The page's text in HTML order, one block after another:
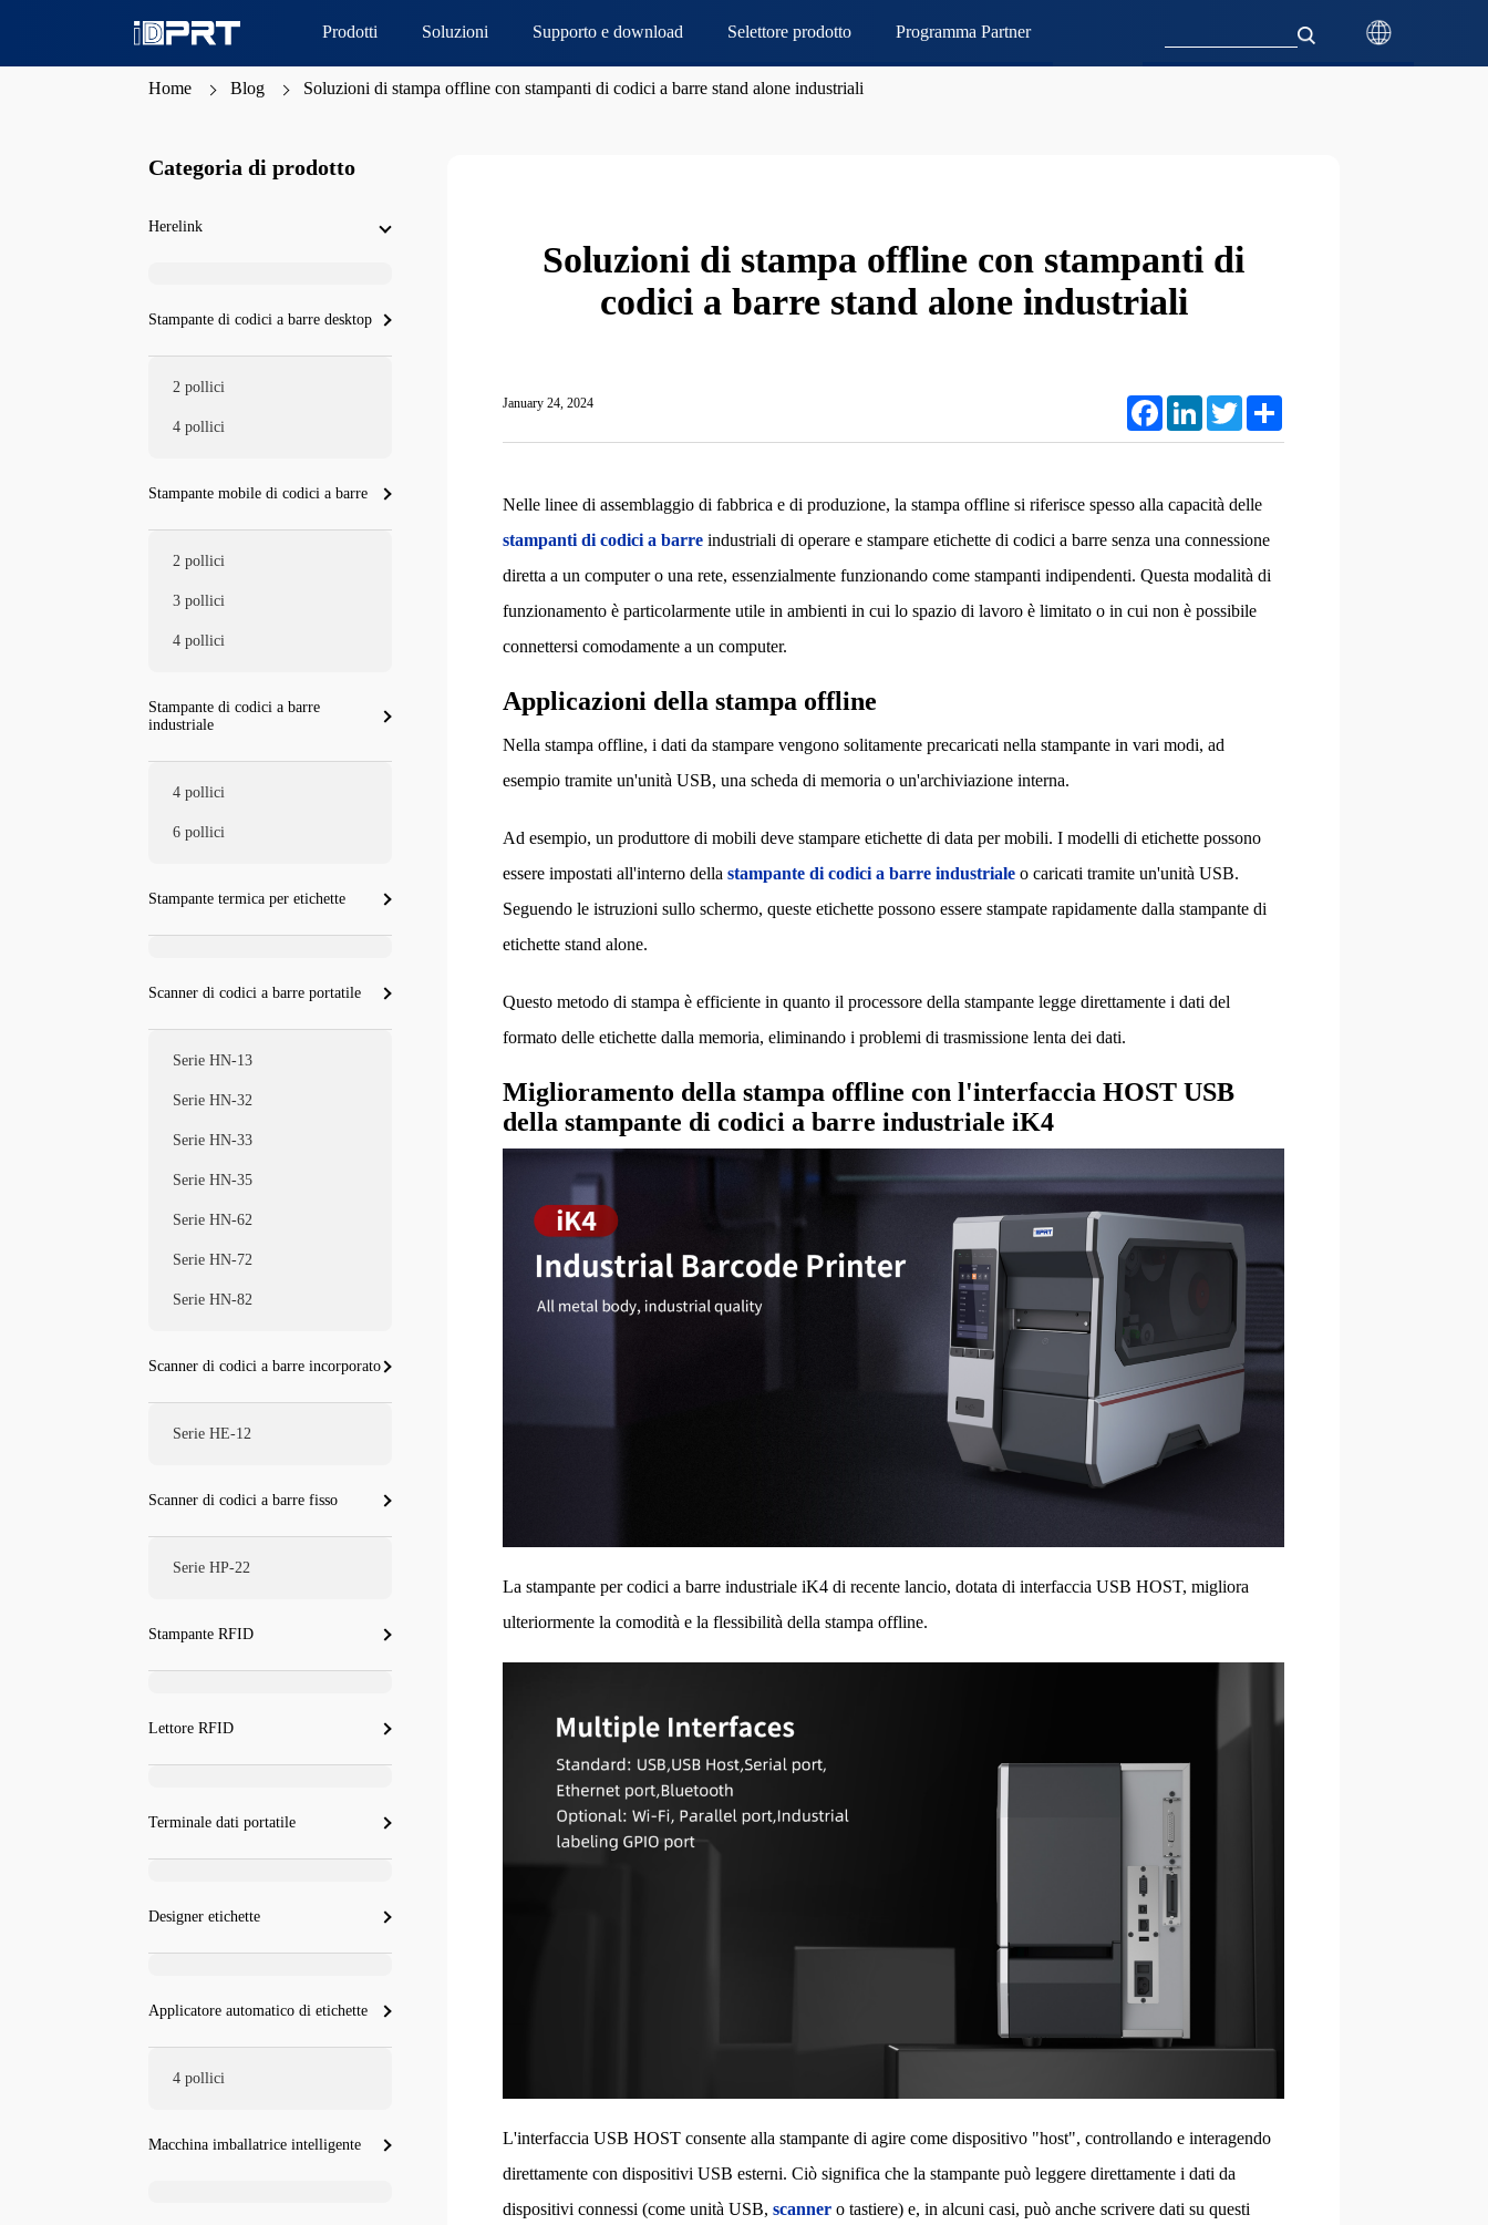
Prodotti Soluzioni Supporto e download Selettore prodotto Programma Partner
Home Blog Soluzioni di stampa offline con stampanti di codici a barre stand alone industriali
Soluzioni di stampa offline con stampanti di
codici a barre stand alone industriali
January 24, 2024 FacebookLinkedIn Twitter
Nelle linee di assemblaggio di fabbrica e di produzione, la stampa offline si riferisce spesso alla capacità delle
stampanti di codici a barre industriali di operare e stampare etichette di codici a barre senza una connessione
diretta a un computer o una rete, essenzialmente funzionando come stampanti indipendenti. Questa modalità di
funzionamento è particolarmente utile in ambienti in cui lo spazio di lavoro è limitato o in cui non è possibile
connettersi comodamente a un computer.
Applicazioni della stampa offline
Nella stampa offline, i dati da stampare vengono solitamente precaricati nella stampante in vari modi, ad
esempio tramite un'unità USB, una scheda di memoria o un'archiviazione interna.
Ad esempio, un produttore di mobili deve stampare etichette di data per mobili. I modelli di etichette possono
essere impostati all'interno dellastampante di codici a barre industriale o caricati tramite un'unità USB.
Seguendo le istruzioni sullo schermo, queste etichette possono essere stampate rapidamente dalla stampante di
etichette stand alone.
Questo metodo di stampa è efficiente in quanto il processore della stampante legge direttamente i dati del
formato delle etichette dalla memoria, eliminando i problemi di trasmissione lenta dei dati.
Miglioramento della stampa offline con l'interfaccia HOST USB
della stampante di codici a barre industriale iK4
La stampante per codici a barre industriale iK4 di recente lancio, dotata di interfaccia USB HOST, migliora
ulteriormente la comodità e la flessibilità della stampa offline.
L'interfaccia USB HOST consente alla stampante di agire come dispositivo "host", controllando e interagendo
direttamente con dispositivi USB esterni. Ciò significa che la stampante può leggere direttamente i dati da
dispositivi connessi (come unità USB,scanner o tastiere) e, in alcuni casi, può anche scrivere dati su questi
Categoria di prodotto
Herelink
Stampante di codici a barre desktop
2 pollici
4 pollici
Stampante mobile di codici a barre
2 pollici
3 pollici
4 pollici
Stampante di codici a barre
industriale
4 pollici
6 pollici
Stampante termica per etichette
Scanner di codici a barre portatile
Serie HN-13
Serie HN-32
Serie HN-33
Serie HN-35
Serie HN-62
Serie HN-72
Serie HN-82
Scanner di codici a barre incorporato
Serie HE-12
Scanner di codici a barre fisso
Serie HP-22
Stampante RFID
Lettore RFID
Terminale dati portatile
Designer etichette
Applicatore automatico di etichette
4 pollici
Macchina imballatrice intelligente